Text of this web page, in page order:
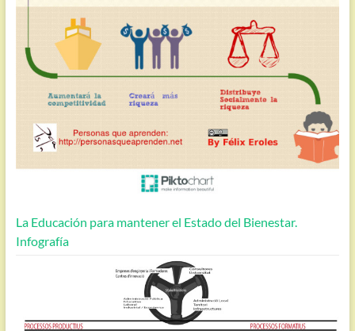
La Educación para mantener el Estado del Bienestar.
Infografía